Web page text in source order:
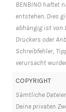
BENBINO haftet
entstehen. Dies
abhängig ist von
Druckers oder
Schreibfehler,
verursacht
COPYRIGHT
Sämtliche
Deine privaten